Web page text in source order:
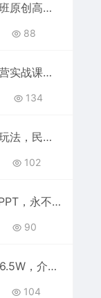
淘宝天猫打爆班原创高阶第73期，淘宝4剑合1必爆技术
88
阿里国际站运营实战课：从店铺布局到TOP10旺铺，数据化运营，推广全攻略
134
视频号赛道新玩法，民间故事IP，制作简单，高收益，制作全流程
102
用AI制作优化PPT，永不失业副业项目，一单1k+，高利润蓝海赛道
90
16个作品涨粉6.5W，介绍历史名人一生，新手小白利用DeepSeek+豆包+剪映也可以轻松复制
104